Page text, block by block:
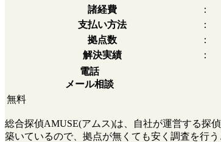
諸経費
：
支払い方法
：
拠点数
：
解決実績
：
電話
メール相談
無料
総合探偵AMUSE(アムス)は、自社が運営する探
築いているので、拠点が無くても安く調査を行う